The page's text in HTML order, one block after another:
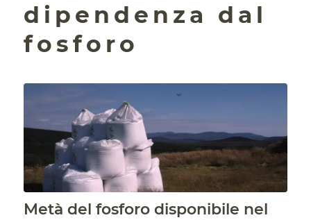
dipendenza dal
fosforo
Metà del fosforo disponibile nel